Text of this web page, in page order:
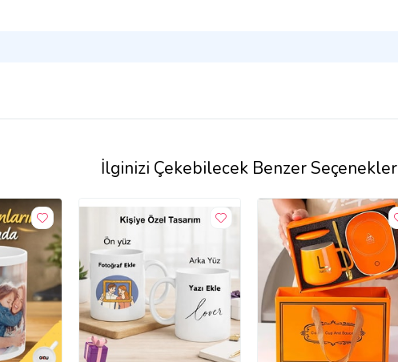
İlginizi Çekebilecek Benzer Seçenekler